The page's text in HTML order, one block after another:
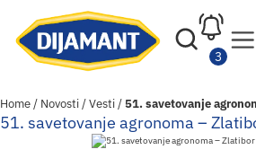
Home/ Novosti/Vesti/51. savetovanje
51. savetovanje agronoma –